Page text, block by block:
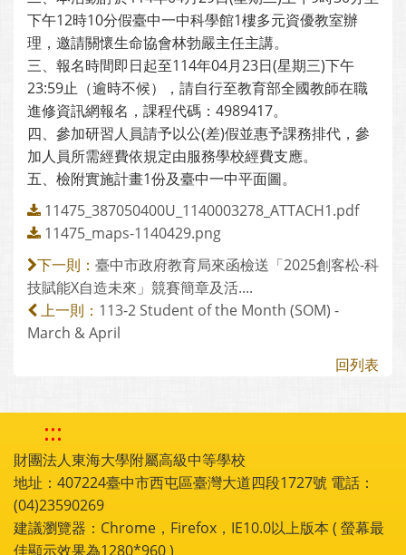
下午12時10分假臺中一中科學館1樓多元資優教室辦
理，邀請關懷生命協會林勃嚴主任主講。
三、報名時間即日起至114年04月23日(星期三)下午
23:59止（逾時不候），請自行至教育部全國教師在職
進修資訊網報名，課程代碼：4989417。
四、參加研習人員請予以公(差)假並惠予課務排代，參
加人員所需經費依規定由服務學校經費支應。
五、檢附實施計畫1份及臺中一中平面圖。
11475_387050400U_1140003278_ATTACH1.pdf
11475_maps-1140429.png
下一則： 臺中市政府教育局來函檢送「2025創客松-科
技賦能X自造未來」競賽簡章及活....
上一則： 113-2 Student of the Month (SOM) -
March & April
回列表
:::
財團法人東海大學附屬高級中等學校
地址：407224臺中市西屯區臺灣大道四段1727號 電話：
(04)23590269
建議瀏覽器：Chrome，Firefox，IE10.0以上版本 ( 螢幕最
佳顯示效果為1280*960 )